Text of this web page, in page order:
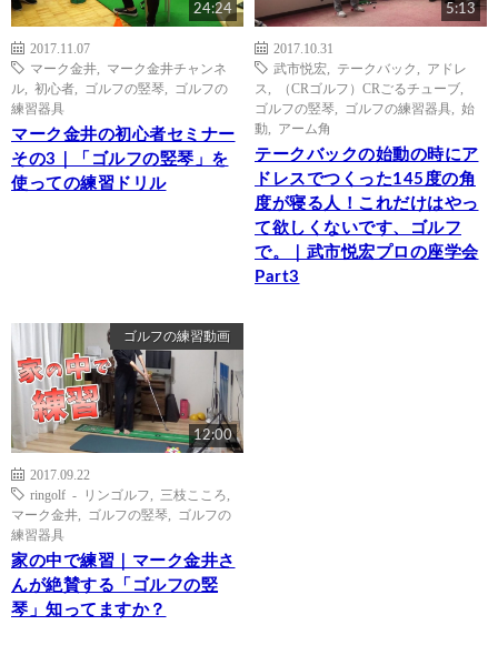
24:24
2017.11.07
マーク金井
マーク金井チャンネ
ル
初心者 ゴルフの竪琴
ゴルフの
練習器具
マーク金井の初心者セミナー
その3｜「ゴルフの竪琴」を
使っての練習ドリル
5:13
2017.10.31
武市悦宏
テークバック
アドレ
ス
（CRゴルフ）CRごるチューブ
ゴルフの竪琴
ゴルフの練習器具
始
動
アーム角
テークバックの始動の時にア
ドレスでつくった145度の角
度が寝る人！これだけはやっ
て欲しくないです、ゴルフ
で。｜武市悦宏プロの座学会
Part3
ゴルフの練習動画
12:00
2017.09.22
ringolf - リンゴルフ
三枝こころ
マーク金井
ゴルフの竪琴
ゴルフの
練習器具
家の中で練習｜マーク金井さ
んが絶賛する「ゴルフの竪
琴」知ってますか？